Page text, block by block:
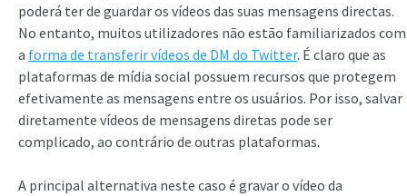
poderá ter de guardar os vídeos das suas mensagens directas.
No entanto, muitos utilizadores não estão familiarizados com
a forma de transferir vídeos de DM do Twitter. É claro que as
plataformas de mídia social possuem recursos que protegem
efetivamente as mensagens entre os usuários. Por isso, salvar
diretamente vídeos de mensagens diretas pode ser
complicado, ao contrário de outras plataformas.
A principal alternativa neste caso é gravar o vídeo da